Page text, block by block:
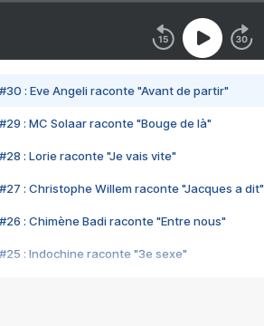
#30 : Eve Angeli raconte "Avant de partir"
#29 : MC Solaar raconte "Bouge de là"
#28 : Lorie raconte "Je vais vite"
#27 : Christophe Willem raconte "Jacques a dit"
#26 : Chimène Badi raconte "Entre nous"
#25 : Indochine raconte "3e sexe"